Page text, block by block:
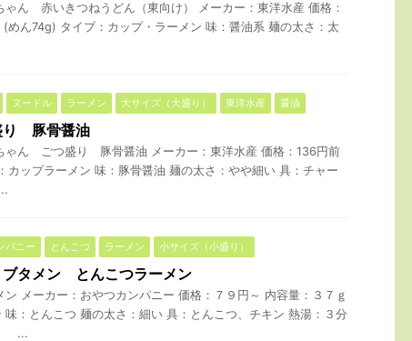
ゃん 赤いきつねうどん（東向け） メーカー：東洋水産 価格：
めん74g) タイプ：カップ・ラーメン 味：醤油系 麺の太さ：太
ヌードル ラーメン 大サイズ（大盛り） 東洋水産 醤油
り 豚骨醤油
ゃん ごつ盛り 豚骨醤油 メーカー：東洋水産 価格：136円前
カップラーメン 味：豚骨醤油 麺の太さ：やや細い 具：チャー
パニー とんこつ ラーメン 小サイズ（小盛り）
タメン とんこつラーメン
ン メーカー：おやつカンパニー 価格：７９円～ 内容量：３７ｇ
味：とんこつ 麺の太さ：細い 具：とんこつ、チキン 熱湯：３分
...